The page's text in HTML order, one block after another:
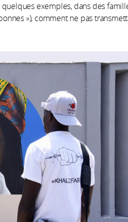
exemples, dans des
»), comment ne pas